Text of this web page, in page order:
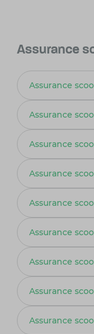
Assurance
Assurance
Assurance
Assurance
Assurance
Assurance
Assurance
Assurance
Assurance
Assurance